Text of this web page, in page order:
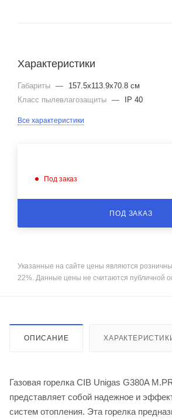
Характеристики
Габариты —
157.5x113.9x70.8 см
Класс пылевлагозащиты — IP 40
Все характеристики
Под заказ
ПОД ЗАКАЗ
Указанные на сайте цены являются
22%. Данные цены не считаются публичной
ОПИСАНИЕ
Газовая горелка CIB Unigas G380A
представляет собой надежное и
систем отопления. Эта горелка